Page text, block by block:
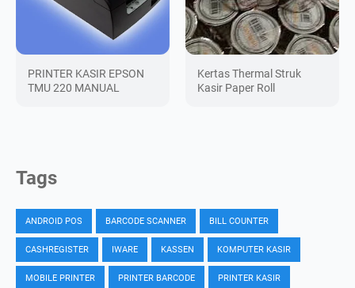
PRINTER KASIR EPSON
TMU 220 MANUAL
Kertas Thermal Struk
Kasir Paper Roll
Tags
ANDROID POS BARCODE SCANNER BILL COUNTER
CASHREGISTER IWARE KASSEN KOMPUTER KASIR
MOBILE PRINTER PRINTER BARCODE PRINTER KASIR